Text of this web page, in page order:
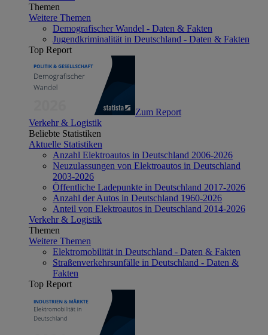
Themen
Weitere Themen
Demografischer Wandel - Daten & Fakten
Jugendkriminalität in Deutschland - Daten & Fakten
Top Report
Zum Report
Verkehr & Logistik
Beliebte Statistiken
Aktuelle Statistiken
Anzahl Elektroautos in Deutschland 2006-2026
Neuzulassungen von Elektroautos in Deutschland
2003-2026
Öffentliche Ladepunkte in Deutschland 2017-2026
Anzahl der Autos in Deutschland 1960-2026
Anteil von Elektroautos in Deutschland 2014-2026
Verkehr & Logistik
Themen
Weitere Themen
Elektromobilität in Deutschland - Daten & Fakten
Straßenverkehrsunfälle in Deutschland - Daten &
Fakten
Top Report